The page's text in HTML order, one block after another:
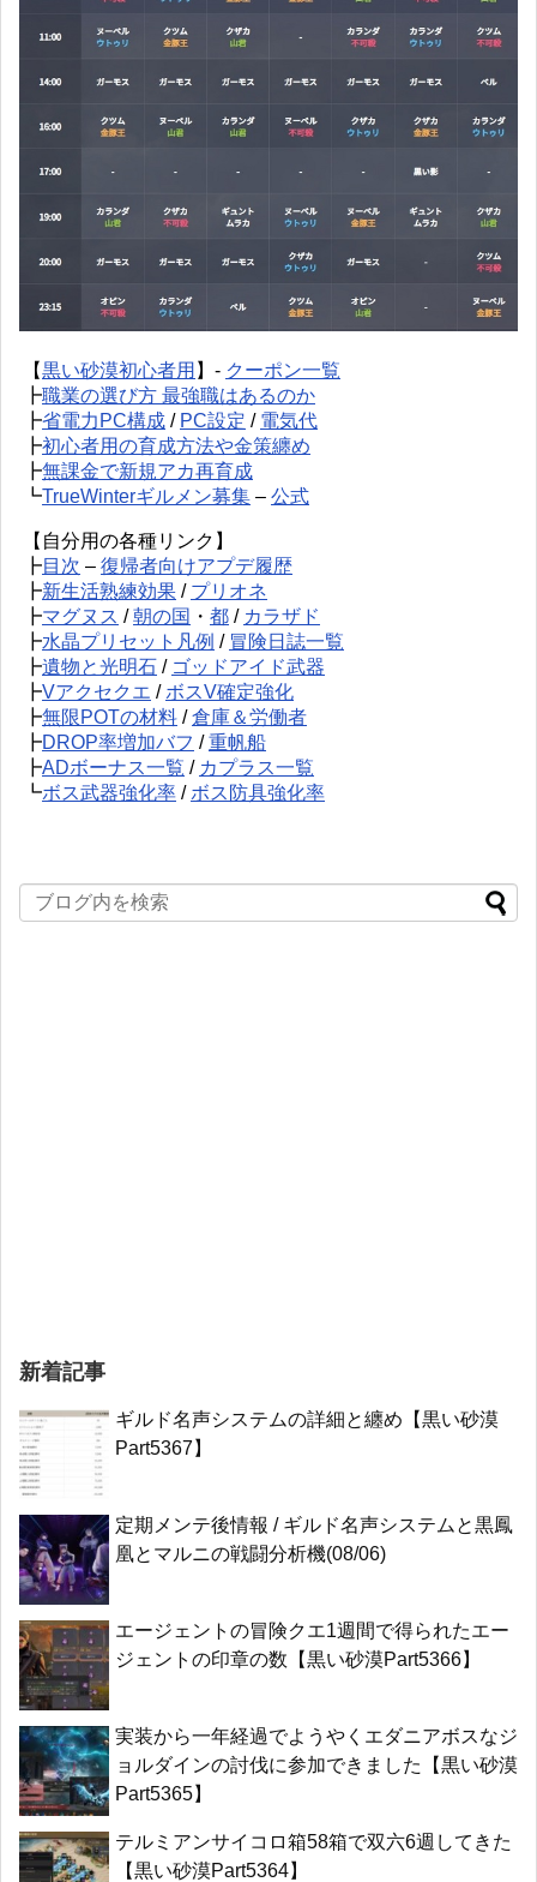
【黒い砂漠初心者用 】- クーポン一覧
┣職業の選び方 最強職はあるのか
┣省電力PC構成 / PC設定 / 電気代
┣初心者用の育成方法や金策纏め
┣無課金で新規アカ再育成
┗TrueWinterギルメン募集 – 公式
【自分用の各種リンク】
┣目次 – 復帰者向けアプデ履歴
┣新生活熟練効果 / プリオネ
┣マグヌス /朝の国 ・ 都 / カラザド
┣水晶プリセット凡例 / 冒険日誌一覧
┣遺物と光明石 / ゴッドアイド武器
┣Vアクセクエ / ボスV確定強化
┣無限POTの材料 /倉庫＆労働者
┣DROP率増加バフ /重帆船
┣ADボーナス一覧 / カプラス一覧
┗ボス武器強化率 / ボス防具強化率
新着記事
ギルド名声システムの詳細と纏め【黒い砂漠
Part5367】
定期メンテ後情報 / ギルド名声システムと黒鳳
凰とマルニの戦闘分析機(08/06)
エージェントの冒険クエ1週間で得られたエー
ジェントの印章の数【黒い砂漠Part5366】
実装から一年経過でようやくエダニアボスなジ
ョルダインの討伐に参加できました【黒い砂漠
Part5365】
テルミアンサイコロ箱58箱で双六6週してきた
【黒い砂漠Part5364】